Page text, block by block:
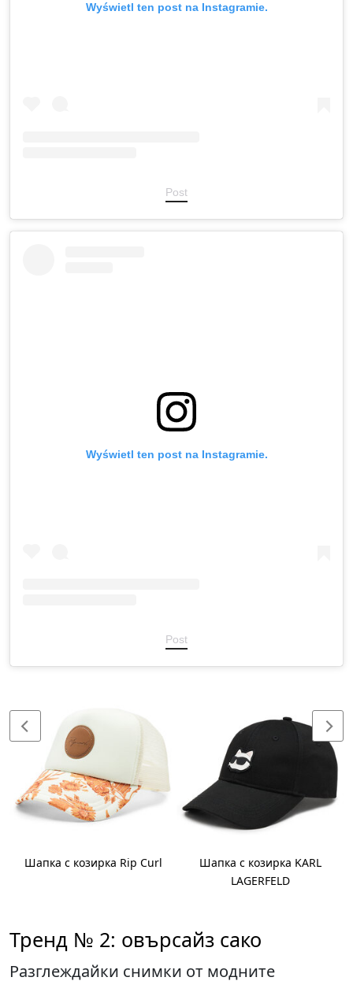
Wyświetl ten post na Instagramie.
Post
Wyświetl ten post na Instagramie.
Post
Шапка с козирка Rip Curl
Шапка с козирка KARL
LAGERFELD
Тренд № 2: овърсайз сако
Разглеждайки снимки от модните